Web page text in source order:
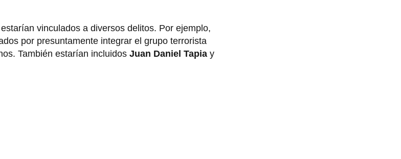
vinculados a diversos delitos. Por ejemplo,
por presuntamente integrar el grupo terrorista
También estarían incluidos Juan Daniel Tapia y